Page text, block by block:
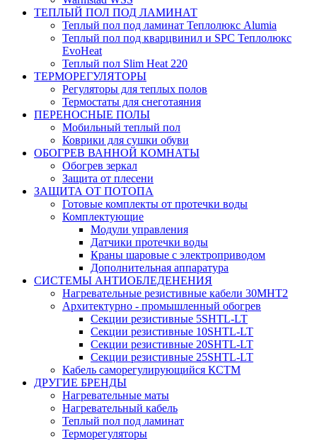
ТЕПЛЫЙ ПОЛ ПОД ЛАМИНАТ
Теплый пол под ламинат Теплолюкс Alumia
Теплый пол под кварцвинил и SPC Теплолюкс
EvoHeat
Теплый пол Slim Heat 220
ТЕРМОРЕГУЛЯТОРЫ
Регуляторы для теплых полов
Термостаты для снеготаяния
ПЕРЕНОСНЫЕ ПОЛЫ
Мобильный теплый пол
Коврики для сушки обуви
ОБОГРЕВ ВАННОЙ КОМНАТЫ
Обогрев зеркал
Защита от плесени
ЗАЩИТА ОТ ПОТОПА
Готовые комплекты от протечки воды
Комплектующие
Модули управления
Датчики протечки воды
Краны шаровые с электроприводом
Дополнительная аппаратура
СИСТЕМЫ АНТИОБЛЕДЕНЕНИЯ
Нагревательные резистивные кабели 30МНТ2
Архитектурно - промышленный обогрев
Секции резистивные 5SHTL-LT
Секции резистивные 10SHTL-LT
Секции резистивные 20SHTL-LT
Секции резистивные 25SHTL-LT
Кабель саморегулирующийся КСТМ
ДРУГИЕ БРЕНДЫ
Нагревательные маты
Нагревательный кабель
Теплый пол под ламинат
Терморегуляторы